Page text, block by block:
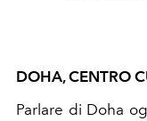
DOHA, CENTRO
Parlare di Doha